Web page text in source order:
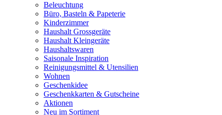
Beleuchtung
Büro, Basteln & Papeterie
Kinderzimmer
Haushalt Grossgeräte
Haushalt Kleingeräte
Haushaltswaren
Saisonale Inspiration
Reinigungsmittel & Utensilien
Wohnen
Geschenkidee
Geschenkkarten & Gutscheine
Aktionen
Neu im Sortiment